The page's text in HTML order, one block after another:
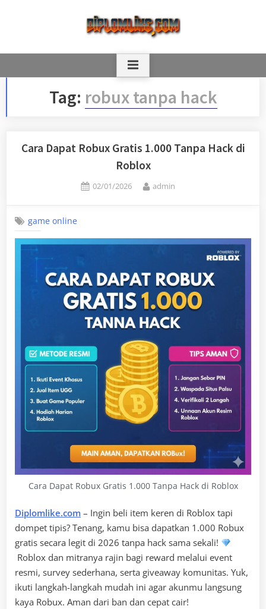
Tag: robux tanpa hack
Cara Dapat Robux Gratis 1.000 Tanpa Hack di
Roblox
Posted
02/01/2026 By
admin
game online
Cara Dapat Robux Gratis 1.000 Tanpa Hack di Roblox
Diplomlike.com – Ingin beli item keren di Roblox tapi
dompet tipis? Tenang, kamu bisa dapatkan 1.000 Robux
gratis secara legit di 2026 tanpa hack sama sekali!
Roblox dan mitranya rajin bagi reward melalui event
resmi, survey sederhana, serta giveaway komunitas. Yuk,
ikuti langkah-langkah mudah ini agar akunmu langsung
kaya Robux. Aman dari ban dan cepat cair!